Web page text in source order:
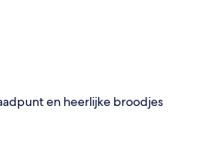
en heerlijke broodjes